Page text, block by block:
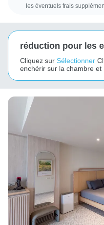
les éventuels frais
réduction pour les
Cliquez sur Sélectionner
enchérir sur la chambre et